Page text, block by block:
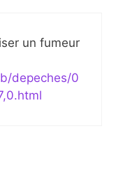
un fumeur
depeches/0